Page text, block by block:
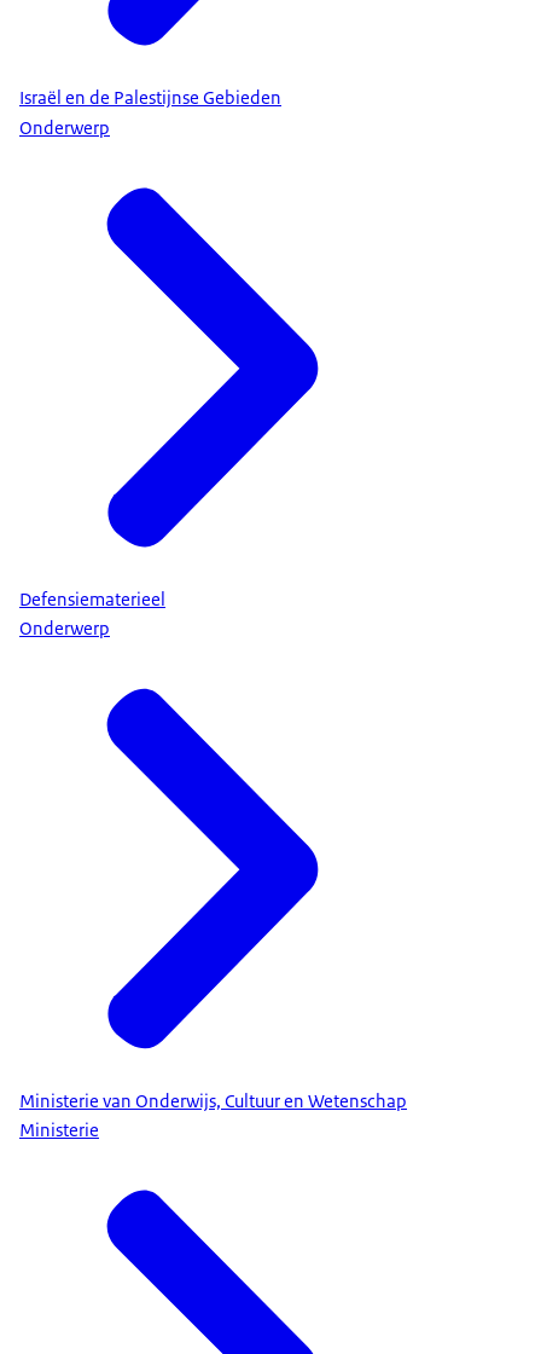
Israël en de Palestijnse Gebieden
Onderwerp
Defensiematerieel
Onderwerp
Ministerie van Onderwijs, Cultuur en Wetenschap
Ministerie